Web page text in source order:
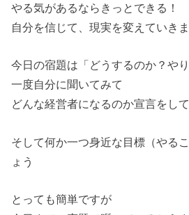
やる気があるならきっとできる！
自分を信じて、現実を変えていき
今日の宿題は「どうするのか？や
一度自分に聞いてみて
どんな経営者になるのか宣言をし
そして何か一つ身近な目標（やる
ょう
とっても簡単ですが